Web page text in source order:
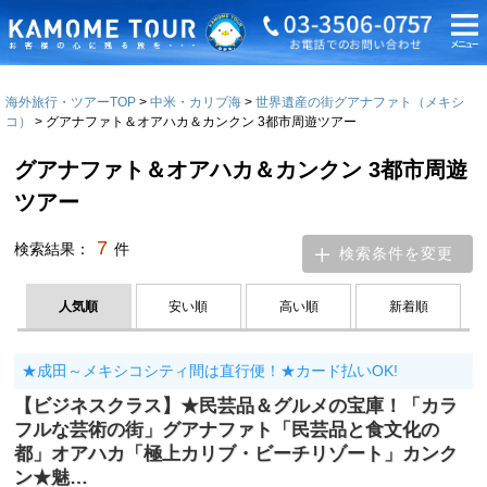
海外旅行・ツアーTOP 中米・カリブ海
世界遺産の街グアナファト（メキシ
コ）
グアナファト＆オアハカ＆カンクン 3都市周遊ツアー
グアナファト＆オアハカ＆カンクン 3都市周遊
ツアー
検索結果： 7 件 検索条件を変更
人気順 安い順 高い順 新着順
★成田～メキシコシティ間は直行便！★カード払いOK!
【ビジネスクラス】★民芸品＆グルメの宝庫！「カラ
フルな芸術の街」グアナファト「民芸品と食文化の
都」オアハカ「極上カリブ・ビーチリゾート」カンク
ン★魅…